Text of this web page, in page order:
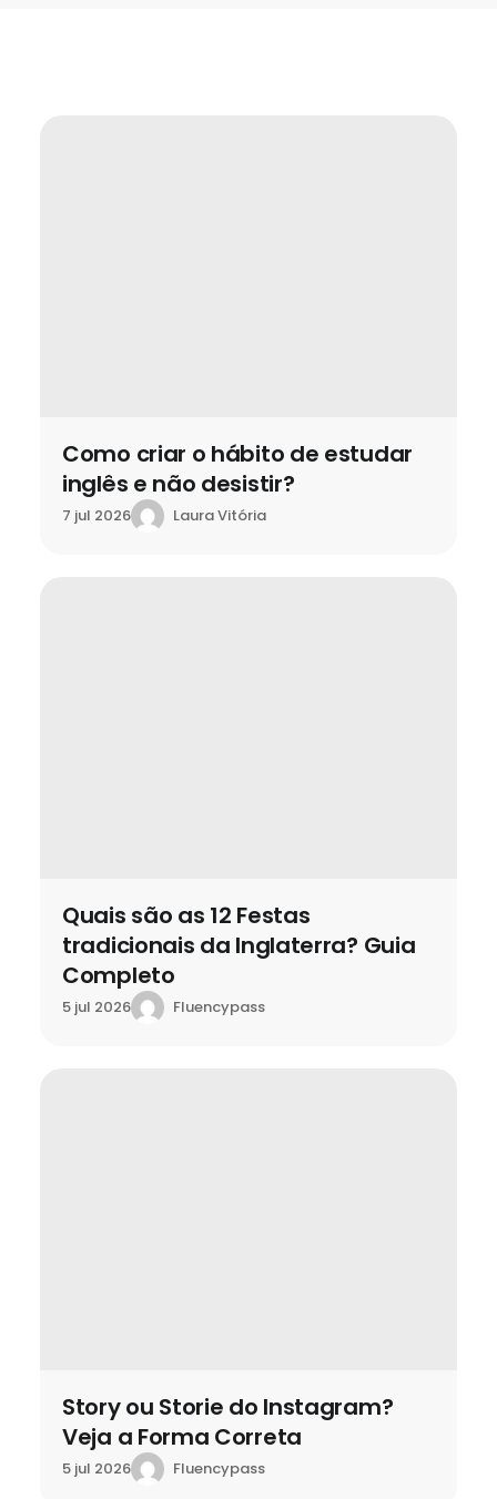
Como criar o hábito de estudar
inglês e não desistir?
7 jul 2026 Laura Vitória
Quais são as 12 Festas
tradicionais da Inglaterra? Guia
Completo
5 jul 2026 Fluencypass
Story ou Storie do Instagram?
Veja a Forma Correta
5 jul 2026 Fluencypass